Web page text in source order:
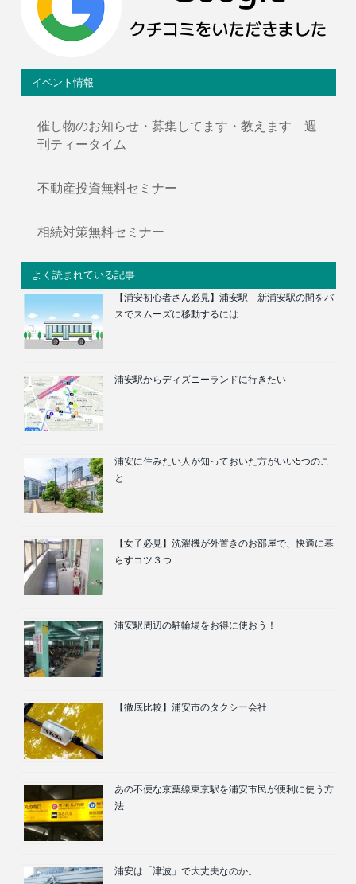
イベント情報
催し物のお知らせ・募集してます・教えます 週
刊ティータイム
不動産投資無料セミナー
相続対策無料セミナー
よく読まれている記事
【浦安初心者さん必見】浦安駅―新浦安駅の間をバ
スでスムーズに移動するには
浦安駅からディズニーランドに行きたい
浦安に住みたい人が知っておいた方がいい5つのこ
と
【女子必見】洗濯機が外置きのお部屋で、快適に暮
らすコツ３つ
浦安駅周辺の駐輪場をお得に使おう！
【徹底比較】浦安市のタクシー会社
あの不便な京葉線東京駅を浦安市民が便利に使う方
法
浦安は「津波」で大丈夫なのか。